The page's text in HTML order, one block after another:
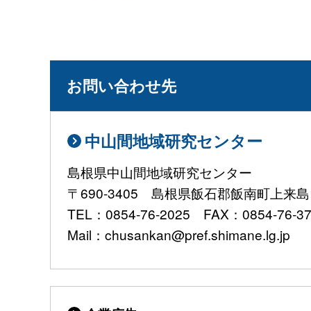
お問い合わせ先
中山間地域研究センター
島根県中山間地域研究センター
〒690-3405 島根県飯石郡飯南町上来
TEL：0854-76-2025 FAX：0854-76-
Mail：chusankan@pref.shimane.lg.jp